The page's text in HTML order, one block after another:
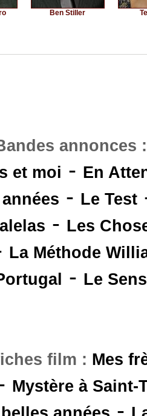
Ben Stiller
annonces
et moi - En
- Le Test
- Les
La Méthode
- Le
film : Mes
Mystère à Saint-
-